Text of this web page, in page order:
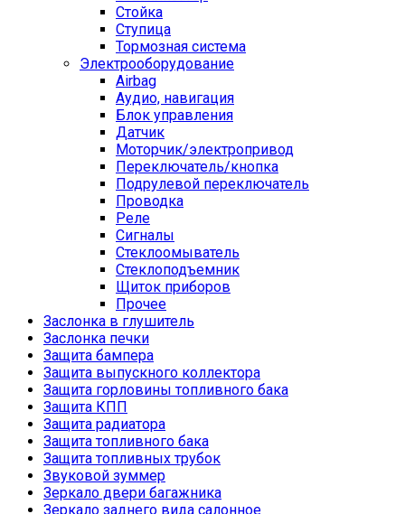
Стойка
Ступица
Тормозная система
Электрооборудование
Airbag
Аудио, навигация
Блок управления
Датчик
Моторчик/электропривод
Переключатель/кнопка
Подрулевой переключатель
Проводка
Реле
Сигналы
Стеклоомыватель
Стеклоподъемник
Щиток приборов
Прочее
Заслонка в глушитель
Заслонка печки
Защита бампера
Защита выпускного коллектора
Защита горловины топливного бака
Защита КПП
Защита радиатора
Защита топливного бака
Защита топливных трубок
Звуковой зуммер
Зеркало двери багажника
Зеркало заднего вида салонное